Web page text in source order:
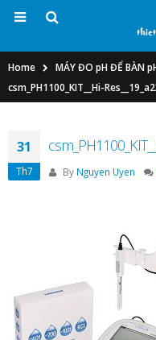
Home
MÁY ĐO pH ĐỂ BÀN
csm_PH1100_KIT__Hi-
31
Th7 By Nguyen Uyen